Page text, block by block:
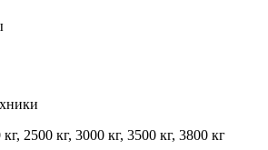
2500 кг, 3000 кг, 3500 кг, 3800 кг